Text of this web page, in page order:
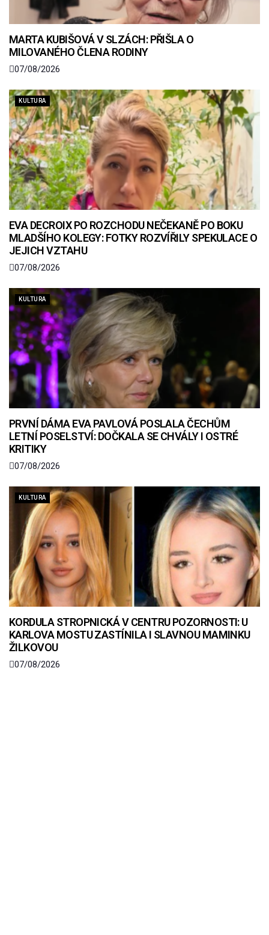
MARTA KUBIŠOVÁ V SLZÁCH: PŘIŠLA O
MILOVANÉHO ČLENA RODINY
07/08/2026
KULTURA
EVA DECROIX PO ROZCHODU NEČEKANĚ PO BOKU
MLADŠÍHO KOLEGY: FOTKY ROZVÍŘILY SPEKULACE O
JEJICH VZTAHU
07/08/2026
KULTURA
PRVNÍ DÁMA EVA PAVLOVÁ POSLALA ČECHŮM
LETNÍ POSELSTVÍ: DOČKALA SE CHVÁLY I OSTRÉ
KRITIKY
07/08/2026
KULTURA
KORDULA STROPNICKÁ V CENTRU POZORNOSTI: U
KARLOVA MOSTU ZASTÍNILA I SLAVNOU MAMINKU
ŽILKOVOU
07/08/2026